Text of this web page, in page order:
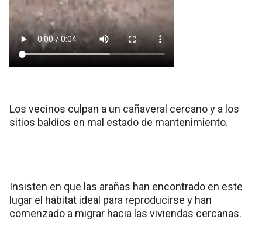
Los vecinos culpan a un cañaveral cercano y a los
sitios baldíos en mal estado de mantenimiento.
Insisten en que las arañas han encontrado en este
lugar el hábitat ideal para reproducirse y han
comenzado a migrar hacia las viviendas cercanas.